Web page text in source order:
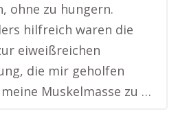
ohne zu hungern.
hilfreich waren die
eiweißreichen
die mir geholfen
Muskelmasse zu …